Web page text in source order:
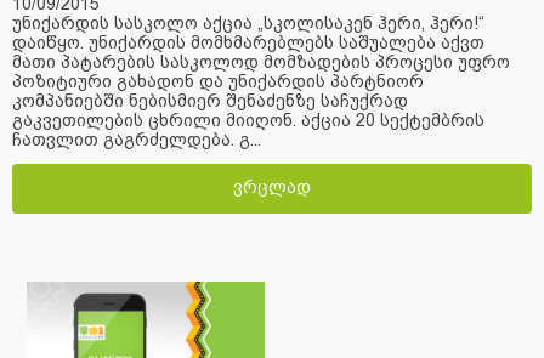
10/09/2015
უნიქარდის სასკოლო აქცია „სკოლისაკენ ჰერი, ჰერი!“
დაიწყო. უნიქარდის მომხმარებლებს საშუალება აქვთ
მათი პატარების სასკოლოდ მომზადების პროცესი უფრო
პოზიტიური გახადონ და უნიქარდის პარტნიორ
კომპანიებში ნებისმიერ შენაძენზე საჩუქრად
გაკვეთილების ცხრილი მიიღონ. აქცია 20 სექტემბრის
ჩათვლით გაგრძელდება. გ...
ვრცლად